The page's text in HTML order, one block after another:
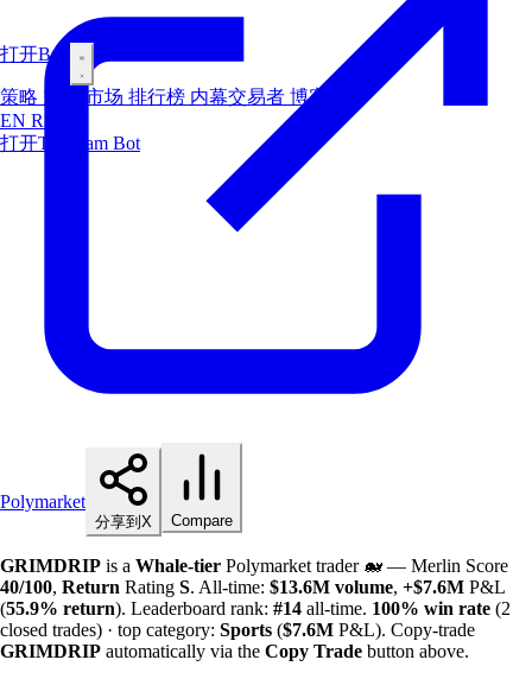
打开Bot
策略 空投 市场 排行榜 内幕交易者 博客
EN RU
打开Telegram Bot
Polymarket
分享到X Compare
GRIMDRIP is a Whale-tier Polymarket trader 🐋 — Merlin Score
40/100, Return Rating S. All-time: $13.6M volume, +$7.6M P&L
(55.9% return). Leaderboard rank: #14 all-time. 100% win rate (2
closed trades) · top category: Sports ($7.6M P&L). Copy-trade
GRIMDRIP automatically via the Copy Trade button above.